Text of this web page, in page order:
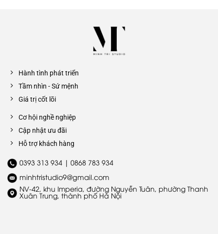
Hành tình phát triển
Tầm nhìn - Sứ mệnh
Giá trị cốt lõi
Cơ hội nghề nghiệp
Cập nhật ưu đãi
Hỗ trợ khách hàng
0393 313 934 | 0868 783 934
minhtristudio9@gmail.com
NV-42, khu Imperia, đường Nguyễn Tuân, phường Thanh
Xuân Trung, thành phố Hà Nội